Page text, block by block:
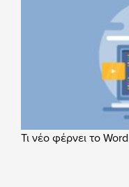
Τι νέο φέρνει το